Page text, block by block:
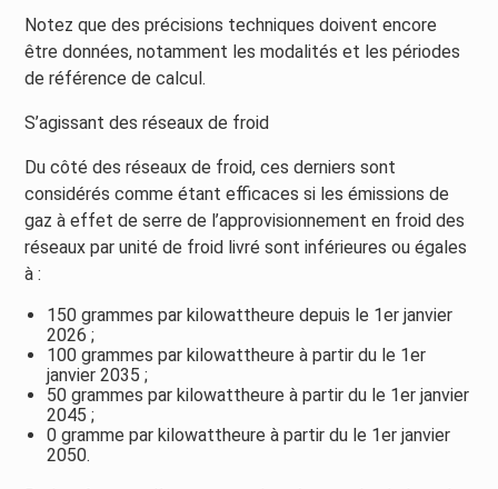
Notez que des précisions techniques doivent encore
être données, notamment les modalités et les périodes
de référence de calcul.
S’agissant des réseaux de froid
Du côté des réseaux de froid, ces derniers sont
considérés comme étant efficaces si les émissions de
gaz à effet de serre de l’approvisionnement en froid des
réseaux par unité de froid livré sont inférieures ou égales
à :
150 grammes par kilowattheure depuis le 1er janvier
2026 ;
100 grammes par kilowattheure à partir du le 1er
janvier 2035 ;
50 grammes par kilowattheure à partir du le 1er janvier
2045 ;
0 gramme par kilowattheure à partir du le 1er janvier
2050.